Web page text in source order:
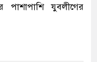
যুবলীগের